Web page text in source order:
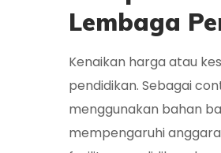
Lembaga
Kenaikan harga atau
pendidikan. Sebagai
menggunakan bahan
mempengaruhi